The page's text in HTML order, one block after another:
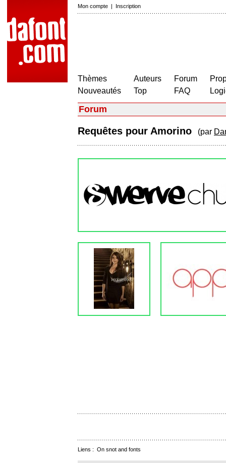
Mon compte | Inscription
Thèmes
Nouveautés
Auteurs
Top
Forum
FAQ
Forum
Requêtes pour Amorino (par
Liens : On snot and fonts